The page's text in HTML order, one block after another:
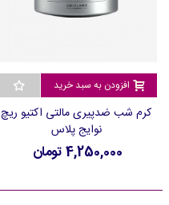
افزودن به سبد خرید
کرم شب ضدپیری مالتی اکتیو ریچ
نوایج پلاس
4,250,000 تومان